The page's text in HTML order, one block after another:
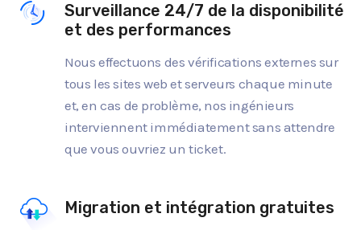
Surveillance 24/7 de la disponibilité
et des performances
Nous effectuons des vérifications externes sur
tous les sites web et serveurs chaque minute
et, en cas de problème, nos ingénieurs
interviennent immédiatement sans attendre
que vous ouvriez un ticket.
Migration et intégration gratuites